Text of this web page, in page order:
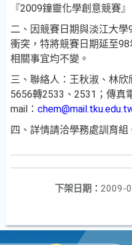
『2009鐘靈化學創意競賽
二、因競賽日期與淡江大
衝突，特將競賽日期延至
相關事宜均不變。
三、聯絡人：王秋淑、林
5656轉2533、2531；傳真
mail：
四、詳情請洽學務處訓育組
下架日期： 2009-